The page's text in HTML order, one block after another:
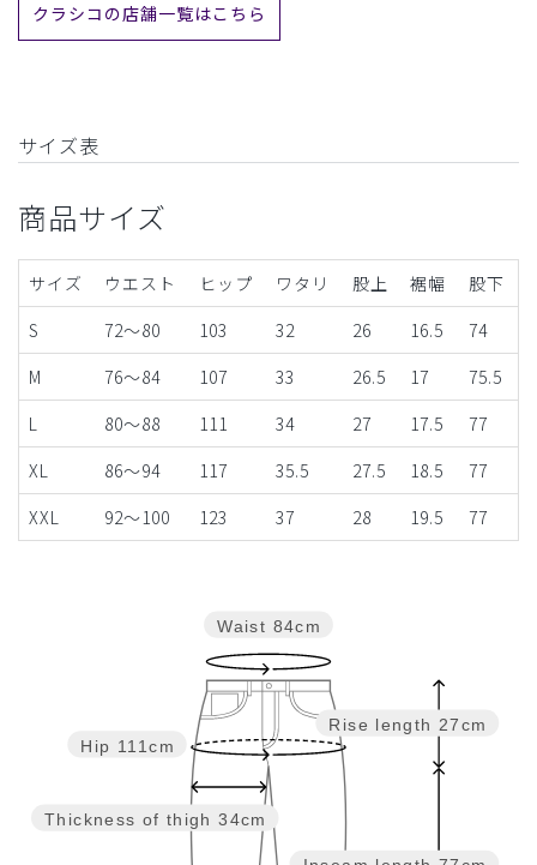
クラシコの店舗一覧はこちら
サイズ表
商品サイズ
サイズ ウエスト ヒップ ワタリ 股上 裾幅
股下
S
72～80 103 32 26 16.5
74
M
76～84 107 33 26.5 17
75.5
L
80～88 111 34 27 17.5
77
XL
86～94 117 35.5 27.5 18.5
77
XXL
92～100 123 37 28 19.5 77
Rise length 27cm
Thickness of thigh 34cm
Hip 111cm
Waist 84cm